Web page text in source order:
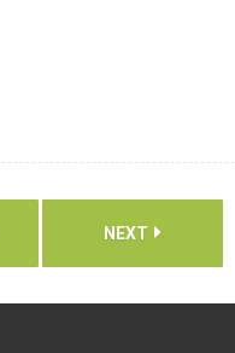
NEXT